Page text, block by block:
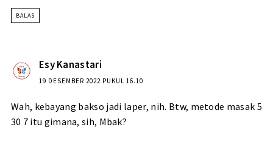
BALAS
Esy Kanastari
19 DESEMBER 2022 PUKUL 16.10
Wah, kebayang bakso jadi laper, nih. Btw, metode masak 5
30 7 itu gimana, sih, Mbak?